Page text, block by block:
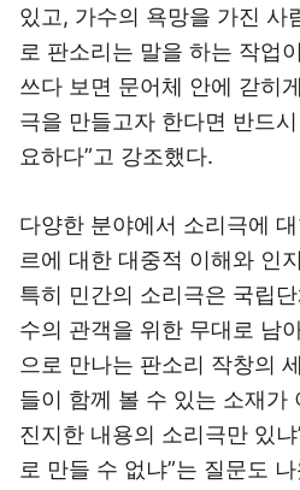
있고, 가수의 욕망을 가진 사
로 판소리는 말을 하는 작업
쓰다 보면 문어체 안에 갇히
극을 만들고자 한다면 반드
요하다”고 강조했다.
다양한 분야에서 소리극에
르에 대한 대중적 이해와 인
특히 민간의 소리극은 국립
수의 관객을 위한 무대로 남
으로 만나는 판소리 작창의
들이 함께 볼 수 있는 소재가
진지한 내용의 소리극만 있
로 만들 수 없냐”는 질문도